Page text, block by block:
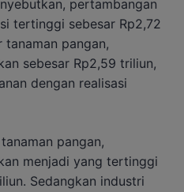
pertambangan
tertinggi sebesar Rp2,72
pangan,
sebesar Rp2,59 triliun,
dengan realisasi
pangan,
menjadi yang tertinggi
Sedangkan industri